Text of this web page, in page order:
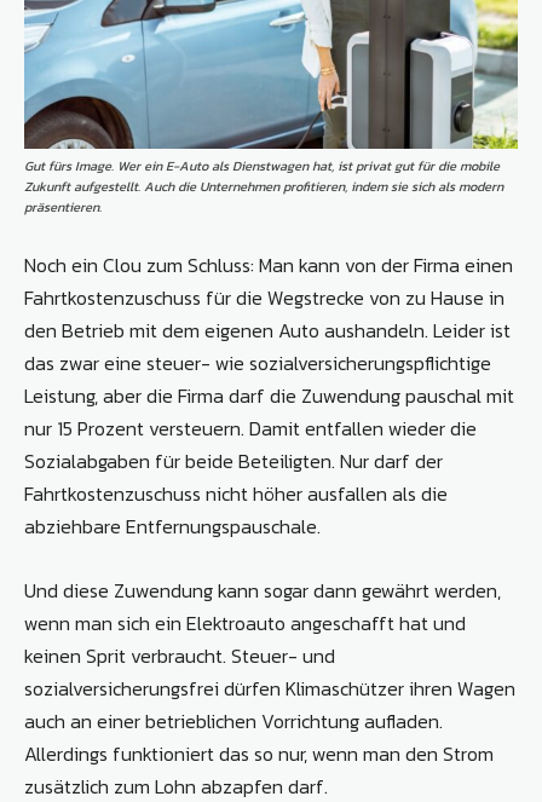
Gut fürs Image. Wer ein E-Auto als Dienstwagen hat, ist privat gut für die mobile
Zukunft aufgestellt. Auch die Unternehmen profitieren, indem sie sich als modern
präsentieren.
Noch ein Clou zum Schluss: Man kann von der Firma einen
Fahrtkostenzuschuss für die Wegstrecke von zu Hause in
den Betrieb mit dem eigenen Auto aushandeln. Leider ist
das zwar eine steuer- wie sozialversicherungspflichtige
Leistung, aber die Firma darf die Zuwendung pauschal mit
nur 15 Prozent versteuern. Damit entfallen wieder die
Sozialabgaben für beide Beteiligten. Nur darf der
Fahrtkostenzuschuss nicht höher ausfallen als die
abziehbare Entfernungspauschale.
Und diese Zuwendung kann sogar dann gewährt werden,
wenn man sich ein Elektroauto angeschafft hat und
keinen Sprit verbraucht. Steuer- und
sozialversicherungsfrei dürfen Klimaschützer ihren Wagen
auch an einer betrieblichen Vorrichtung aufladen.
Allerdings funktioniert das so nur, wenn man den Strom
zusätzlich zum Lohn abzapfen darf.